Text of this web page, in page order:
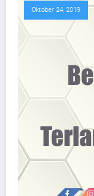
Oktober 24, 2019